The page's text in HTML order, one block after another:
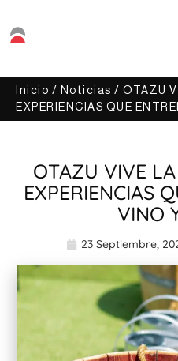
Inicio / Noticias / OTAZU
EXPERIENCIAS QUE
OTAZU VIVE
EXPERIENCIAS
VINO
23 Septiembre,